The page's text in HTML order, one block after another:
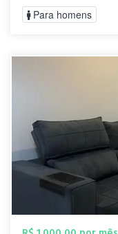
Para homens